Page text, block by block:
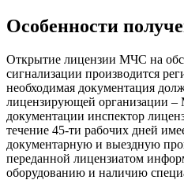
Особенности
Открытие лицензии МЧС на
сигнализации производится
необходимая документация
лицензирующей организации
документации инспектор
течение 45-ти рабочих дней
документарную и выездную
переданной лицензиатом
оборудованию и наличию